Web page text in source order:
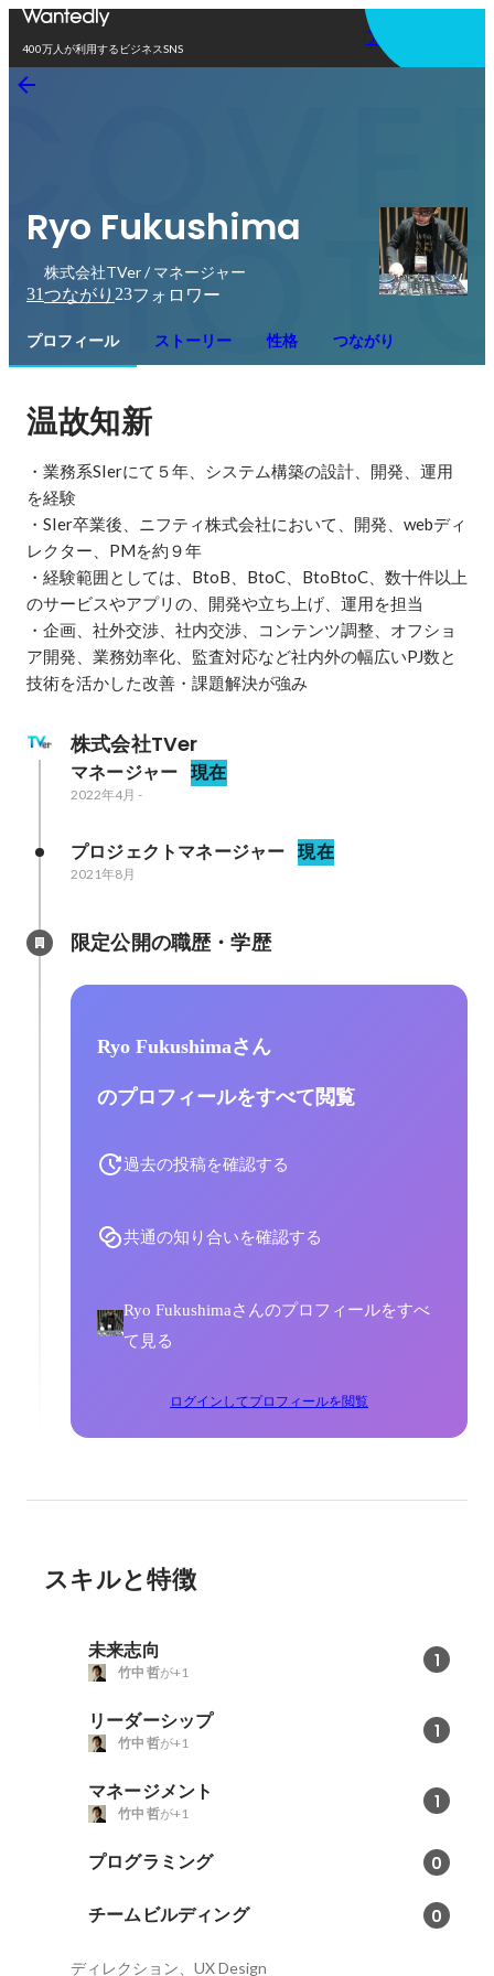
400万人が利用するビジネスSNS
アプリを使う
Ryo Fukushima
株式会社TVer / マネージャー
31つながり 23フォロワー
プロフィール ストーリー 性格 つながり
温故知新
・業務系SIerにて５年、システム構築の設計、開発、運用
を経験
・SIer卒業後、ニフティ株式会社において、開発、webディ
レクター、PMを約９年
・経験範囲としては、BtoB、BtoC、BtoBtoC、数十件以上
のサービスやアプリの、開発や立ち上げ、運用を担当
・企画、社外交渉、社内交渉、コンテンツ調整、オフショ
ア開発、業務効率化、監査対応など社内外の幅広いPJ数と
技術を活かした改善・課題解決が強み
株式会社TVer
マネージャー 現在
2022年4月 -
プロジェクトマネージャー 現在
2021年8月
限定公開の職歴・学歴
Ryo Fukushimaさん
のプロフィールをすべて閲覧
過去の投稿を確認する
共通の知り合いを確認する
Ryo Fukushimaさんのプロフィールをすべ
て見る
ログインしてプロフィールを閲覧
スキルと特徴
未来志向 1
竹中 哲が+1
リーダーシップ 1
竹中 哲が+1
マネージメント 1
竹中 哲が+1
プログラミング 0
チームビルディング 0
ディレクション、UX Design